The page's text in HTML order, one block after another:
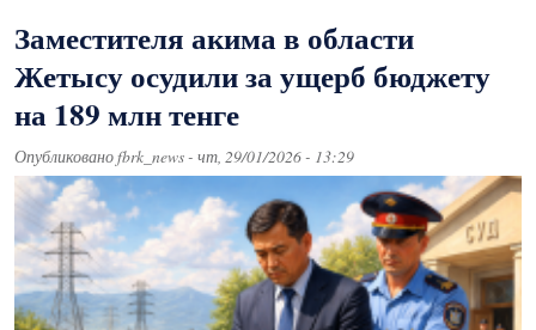
Заместителя акима в области
Жетысу осудили за ущерб бюджету
на 189 млн тенге
Опубликованоfbrk_news- чт, 29/01/2026 - 13:29